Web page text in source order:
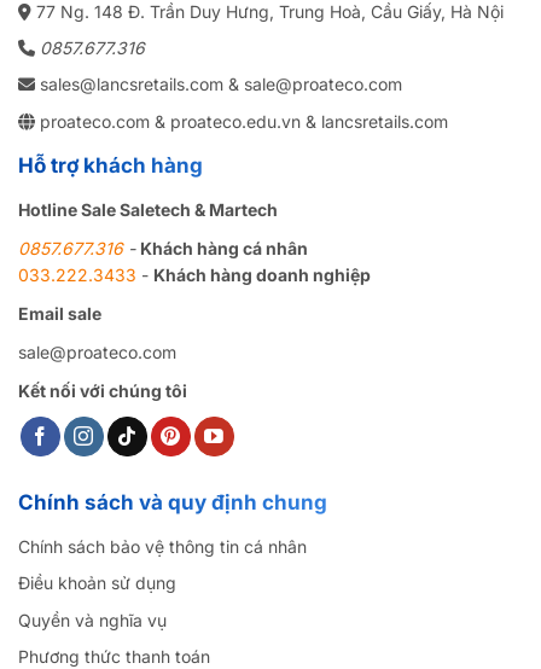
77 Ng. 148 Đ. Trần Duy Hưng, Trung Hoà, Cầu Giấy, Hà Nội
0857.677.316
sales@lancsretails.com & sale@proateco.com
proateco.com & proateco.edu.vn & lancsretails.com
Hỗ trợ khách hàng
Hotline Sale Saletech & Martech
0857.677.316- Khách hàng cá nhân
033.222.3433 - Khách hàng doanh nghiệp
Email sale
sale@proateco.com
Kết nối với chúng tôi
Chính sách và quy định chung
Chính sách bảo vệ thông tin cá nhân
Điều khoản sử dụng
Quyền và nghĩa vụ
Phương thức thanh toán